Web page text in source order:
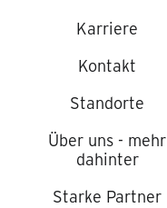
Karriere
Kontakt
Standorte
Über uns - mehr
dahinter
Starke Partner